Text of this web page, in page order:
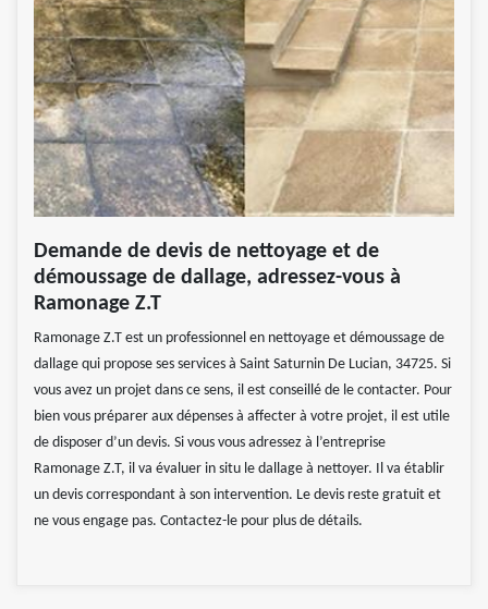
Demande de devis de nettoyage et de
démoussage de dallage, adressez-vous à
Ramonage Z.T
Ramonage Z.T est un professionnel en nettoyage et démoussage de
dallage qui propose ses services à Saint Saturnin De Lucian, 34725. Si
vous avez un projet dans ce sens, il est conseillé de le contacter. Pour
bien vous préparer aux dépenses à affecter à votre projet, il est utile
de disposer d’un devis. Si vous vous adressez à l’entreprise
Ramonage Z.T, il va évaluer in situ le dallage à nettoyer. Il va établir
un devis correspondant à son intervention. Le devis reste gratuit et
ne vous engage pas. Contactez-le pour plus de détails.